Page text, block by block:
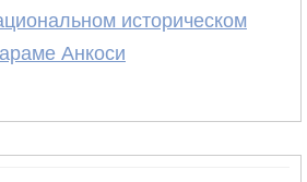
историческом
Анкоси